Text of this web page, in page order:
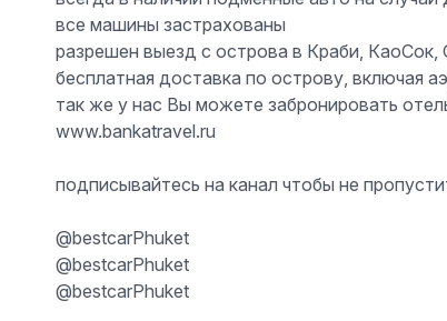
все машины застрахованы
разрешен выезд с острова в Краби, КаоСок,
бесплатная доставка по острову, включая
так же у нас Вы можете забронировать
www.bankatravel.ru
подписывайтесь на канал чтобы не
@bestcarPhuket
@bestcarPhuket
@bestcarPhuket